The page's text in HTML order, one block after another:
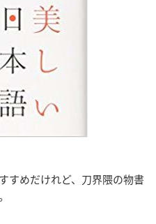
すめだけれど、刀界隈の物書